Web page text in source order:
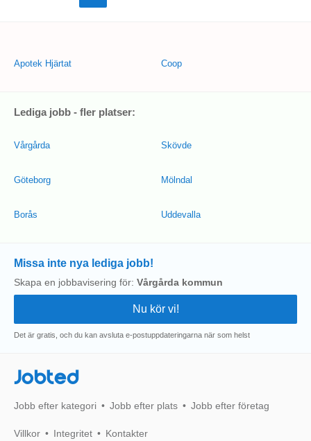
Apotek Hjärtat Coop
Lediga jobb - fler platser:
Vårgårda
Göteborg
Borås
Skövde
Mölndal
Uddevalla
Missa inte nya lediga jobb!
Skapa en jobbavisering för: Vårgårda kommun
Det är gratis, och du kan avsluta e-postuppdateringarna när som helst
Jobted
Jobb efter kategori Jobb efter plats Jobb efter företag
Villkor Integritet Kontakter